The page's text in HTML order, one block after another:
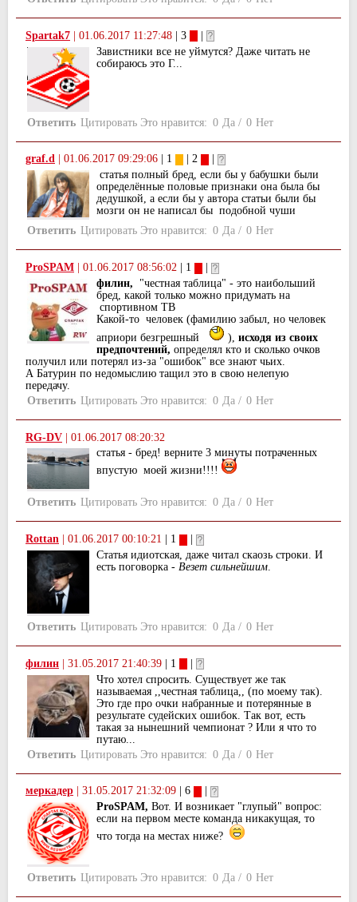
Spartak7 | 01.06.2017 11:27:48 | 3
|
Завистники все не уймутся? Даже читать не
собираюсь это Г...
Ответить Цитировать Это нравится: 0 Да / 0 Нет
graf.d 01.06.2017 09:29:06 | 1 | 2
статья полный бред, если бы у бабушки были
определённые половые признаки она была бы
дедушкой, а если бы у автора статьи были бы
мозги он не написал бы подобной чуши
Ответить Цитировать Это нравится: 0 Да / 0 Нет
ProSPAM 01.06.2017 08:56:02 | 1
филин, "честная таблица" - это наибольший
бред, какой только можно придумать на
спортивном ТВ
Какой-то человек (фамилию забыл, но человек
априори безгрешный
), исходя из своих
предпочтений, определял кто и сколько очков
получил или потерял из-за "ошибок" все знают чьих.
А Батурин по недомыслию тащил это в свою нелепую
передачу.
Ответить Цитировать Это нравится: 0 Да / 0 Нет
RG-DV
01.06.2017 08:20:32
статья - бред! верните 3 минуты потраченных
впустую моей жизни!!!!
Ответить Цитировать Это нравится: 0 Да / 0 Нет
Rottan 01.06.2017 00:10:21 | 1
Статья идиотская, даже читал скаозь строки. И
есть поговорка - Везет сильнейшим
Ответить Цитировать Это нравится: 0 Да / 0 Нет
филин | 31.05.2017 21:40:39 | 1
|
Что хотел спросить. Существует же так
называемая ,,честная таблица,, (по моему так).
Это где про очки набранные и потерянные в
результате судейских ошибок. Так вот, есть
такая за нынешний чемпионат ? Или я что то
путаю...
Ответить Цитировать Это нравится: 0 Да / 0 Нет
меркадер 31.05.2017 21:32:09 | 6
ProSPAM, Вот. И возникает "глупый" вопрос:
если на первом месте команда никакущая, то
что тогда на местах ниже?
Ответить Цитировать Это нравится: 0 Да / 0 Нет